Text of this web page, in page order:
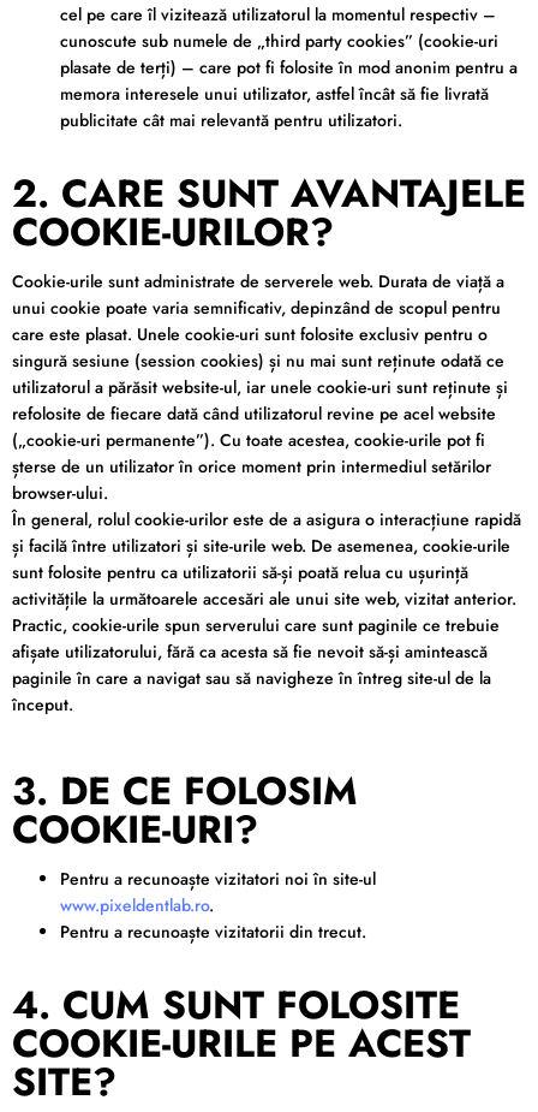
cel pe care îl vizitează utilizatorul la momentul respectiv –
cunoscute sub numele de „third party cookies” (cookie-uri
plasate de terți) – care pot fi folosite în mod anonim pentru a
memora interesele unui utilizator, astfel încât să fie livrată
publicitate cât mai relevantă pentru utilizatori.
2. CARE SUNT AVANTAJELE
COOKIE-URILOR?
Cookie-urile sunt administrate de serverele web. Durata de viață a
unui cookie poate varia semnificativ, depinzând de scopul pentru
care este plasat. Unele cookie-uri sunt folosite exclusiv pentru o
singură sesiune (session cookies) și nu mai sunt reținute odată ce
utilizatorul a părăsit website-ul, iar unele cookie-uri sunt reținute și
refolosite de fiecare dată când utilizatorul revine pe acel website
(„cookie-uri permanente”). Cu toate acestea, cookie-urile pot fi
șterse de un utilizator în orice moment prin intermediul setărilor
browser-ului.
În general, rolul cookie-urilor este de a asigura o interacțiune rapidă
și facilă între utilizatori și site-urile web. De asemenea, cookie-urile
sunt folosite pentru ca utilizatorii să-și poată relua cu ușurință
activitățile la următoarele accesări ale unui site web, vizitat anterior.
Practic, cookie-urile spun serverului care sunt paginile ce trebuie
afișate utilizatorului, fără ca acesta să fie nevoit să-și amintească
paginile în care a navigat sau să navigheze în întreg site-ul de la
început.
3. DE CE FOLOSIM
COOKIE-URI?
Pentru a recunoaște vizitatori noi în site-ul
www.pixeldentlab.ro.
Pentru a recunoaște vizitatorii din trecut.
4. CUM SUNT FOLOSITE
COOKIE-URILE PE ACEST
SITE?